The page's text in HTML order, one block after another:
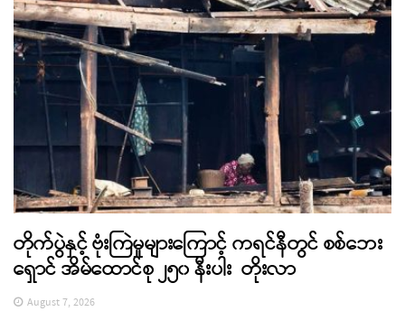
တိုက်ပွဲနှင့် ဗုံးကြဲမှုများကြောင့် ကရင်နီတွင် စစ်ဘေး
ရှောင် အိမ်ထောင်စု ၂၅၀ နီးပါး တိုးလာ
August 7, 2026